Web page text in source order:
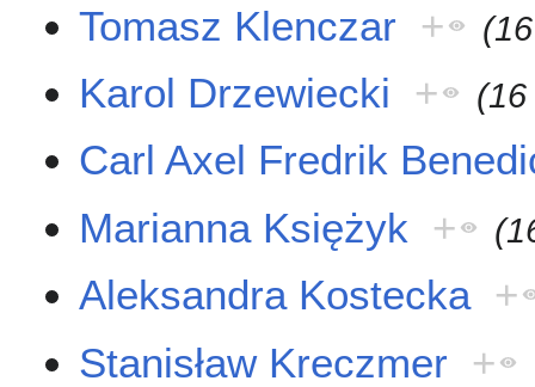
Tomasz Klenczar +
Karol Drzewiecki +
Carl Axel Fredrik
Marianna Księżyk +
Aleksandra Kostecka +
Stanisław Kreczmer +